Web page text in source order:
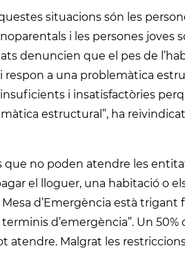
situacions són les
i les persones joves
denuncien que el pes de
respon a una problemàtica
i insatisfactòries
estructural”, ha
que no poden atendre les
el lloguer, una habitació o
d’Emergència està trigant
d’emergència”. Un
atendre. Malgrat les